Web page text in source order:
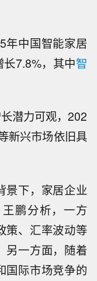
年中国智能家居
7.8%，其中智
潜力可观，202
新兴市场依旧具
景下，家居企业
鹏分析，一方
策、汇率波动等
另一方面，随着
国际市场竞争的